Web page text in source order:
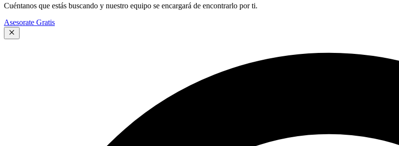
Cuéntanos que estás buscando y nuestro equipo se encargará de encontrarlo por ti.
Asesorate Gratis